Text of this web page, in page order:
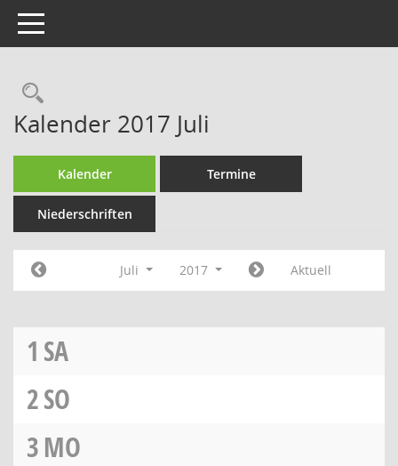
Toggle navigation
Rechercheauswahl
Kalender 2017 Juli
Kalender Termine
Niederschriften
Juli 2017 Aktuell
1 SA
2SO
3MO